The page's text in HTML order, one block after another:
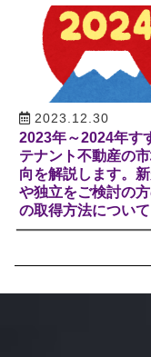
2023.12.30
2023年～2024年す
テナント不動産の
向を解説します。
や独立をご検討の
の取得方法について